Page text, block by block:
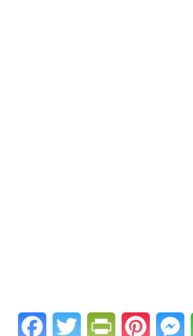
FacebookTwitter PrintFriendly